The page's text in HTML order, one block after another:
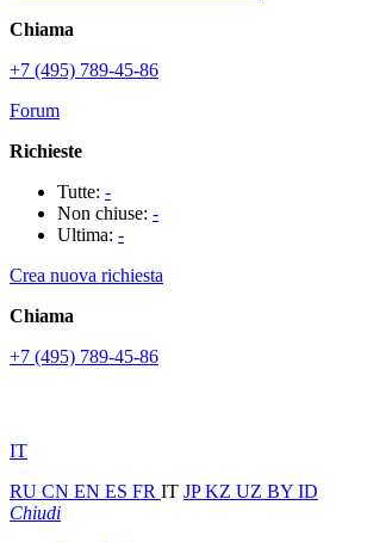
Chiama
+7 (495) 789-45-86
Forum
Richieste
Tutte: -
Non chiuse: -
Ultima: -
Crea nuova richiesta
Chiama
+7 (495) 789-45-86
IT
RU CN EN ES FR IT JPKZ UZ BY ID
Chiudi